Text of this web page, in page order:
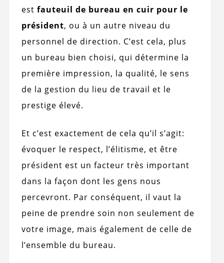
est fauteuil de bureau en cuir pour le
président, ou à un autre niveau du
personnel de direction. C’est cela, plus
un bureau bien choisi, qui détermine la
première impression, la qualité, le sens
de la gestion du lieu de travail et le
prestige élevé.
Et c’est exactement de cela qu’il s’agit:
évoquer le respect, l’élitisme, et être
président est un facteur très important
dans la façon dont les gens nous
percevront. Par conséquent, il vaut la
peine de prendre soin non seulement de
votre image, mais également de celle de
l’ensemble du bureau.